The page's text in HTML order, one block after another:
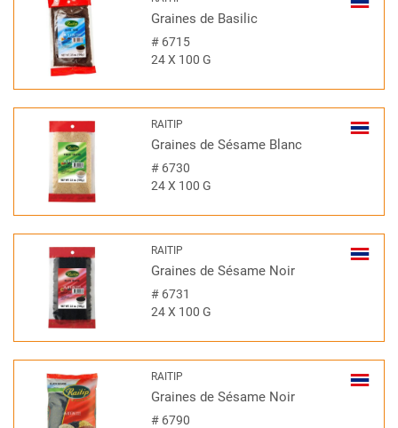
Graines de Basilic
#6715
24 X 100 G
RAITIP
Graines de Sésame Blanc
#6730
24 X 100 G
RAITIP
Graines de Sésame Noir
#6731
24 X 100 G
RAITIP
Graines de Sésame Noir
#6790